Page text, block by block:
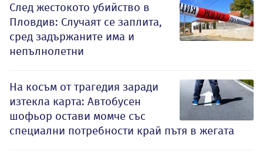
След жестокото убийство в
Пловдив: Случаят се заплита,
сред задържаните има и
непълнолетни
На косъм от трагедия заради
изтекла карта: Автобусен
шофьор остави момче със
специални потребности край пътя в жегата